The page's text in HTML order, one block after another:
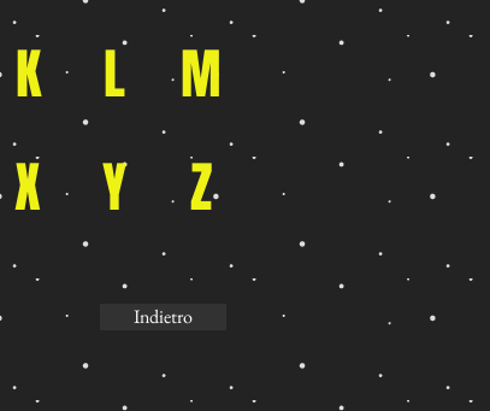
K L
M
X Y Z
Indietro